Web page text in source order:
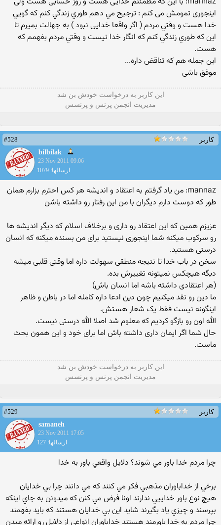
اینجوری تمومش می کنم : ترجيح مي دهم طوري زندگي كنم كه گويي
خدا هست و وقتي مردم ( اگر واقعا خدایی نبود ) به جهالت بمیرم تا
اين كه طوري زندگي كنم كه انگار خدا نيست و وقتي مردم بفهمم كه
هست.
این جمله هم که تناقض داره...
موفق باشی
این كاربر به درخواست خودش بن شد
مدیریت انجمن پرنس و پرنسس
کاربر
#528
bilbilak
23 Nov 2011 09:06
ارسالها: 1079
mannaz: من یاد گرفتم به اعتقاد و اندیشه هر کس احترم بزارم همان
طور که دوست دارم دیگران با من این رفتار رو داشته باشن
عزیزم همین که این اعتقاد رو داری و برخلاف اسلام که دیگر اندیشه ها
رو سرکوب میکنه شما اینجوری نیستید برای من بسنده میکنه که انسان
درستی هستید.
سخن در باب خدا تا نتیجه منطقی سهولت داره اما وقتی قلبی میشه
دیگه هیچکس نمیتونه تغییرش بده.
(هر اعتقادی داشته باشه اما انسان باش)
ما دین رو نقد میکنیم چون دین ادعا داره کامله اما در باطن و ظاهر
اینگونه نیست فقط یک شعار هستش.
الله اون رو بازگو کردیم که معلوم شد اصلا الله درستی نیست.
حال شما اگر ایمان داری داشته باش اما برای خود و این همون بحث
ماست.
این كاربر به درخواست خودش بن شد
مدیریت انجمن پرنس و پرنسس
کاربر
#529
samaneh
23 Nov 2011 17:05
ارسالها: 127
چرا مردم خدا باور مي شوند؟ دلايل واقعي باور به خدا
برخي از خداباوران مذهبي فكر مي كنند كه مي دانند چرا بي خدايان
هيچ نوع باور خداييي ندارند اونا فرض مي كنن كه ميدونن به جاي اينكه
بپرسند و چيزي ياد بگيرند شايد اين بي خدايان هستند كه بايد بفهمند
چرا مردم به خدا باورمند هستند خداباوران انواعي از دلايل رو ارائه ميدن